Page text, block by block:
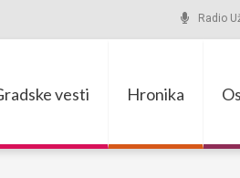
Radio
vesti Hronika